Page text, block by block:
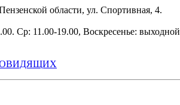
области, ул. Спортивная, 4.
Ср: 11.00-19.00, Воскресенье: выходной